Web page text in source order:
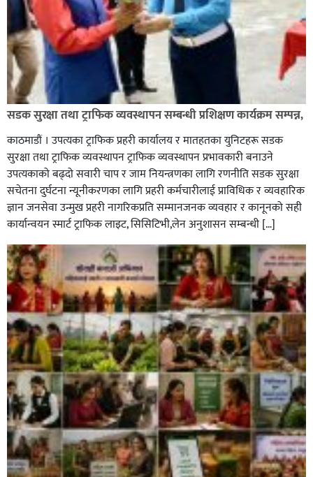
ग्यासमा कालोबजारी गरेको जनगुनासो गरेपछि जिल्लाका
सबैजसो डिलरमा प्रशासनले अनुगमन
कपिलवस्तु र अर्घाखाँचीको सिमानाका शिव भाइरल पहाड
लुम्बिनीको नयाँ पर्यटकीय हब बन्दै,
सडक सुरक्षा तथा ट्राफिक व्यवस्थापन सम्बन्धी प्रशिक्षण कार्यक्रम सम्पन्न,
काठमाडौं । उपत्यका ट्राफिक प्रहरी कार्यालय र मातहतका युनिटहरू सडक
सुरक्षा तथा ट्राफिक व्यवस्थापन ट्राफिक व्यवस्थापन प्रभावकारी बनाउने
उपत्यकाको बढ्दो सवारी चाप र जाम नियन्त्रणका लागि रणनीति सडक सुरक्षा
सचेतना दुर्घटना न्यूनीकरणका लागि प्रहरी कर्मचारीलाई प्राविधिक र व्यवहारिक
ज्ञान जनसेवा उन्मुख प्रहरी नागरिकप्रति सम्मानजनक व्यवहार र कानूनको सही
कार्यान्वयन स्मार्ट ट्राफिक लाइट, सिसिटिभी,लेन अनुशासन सम्बन्धी […]